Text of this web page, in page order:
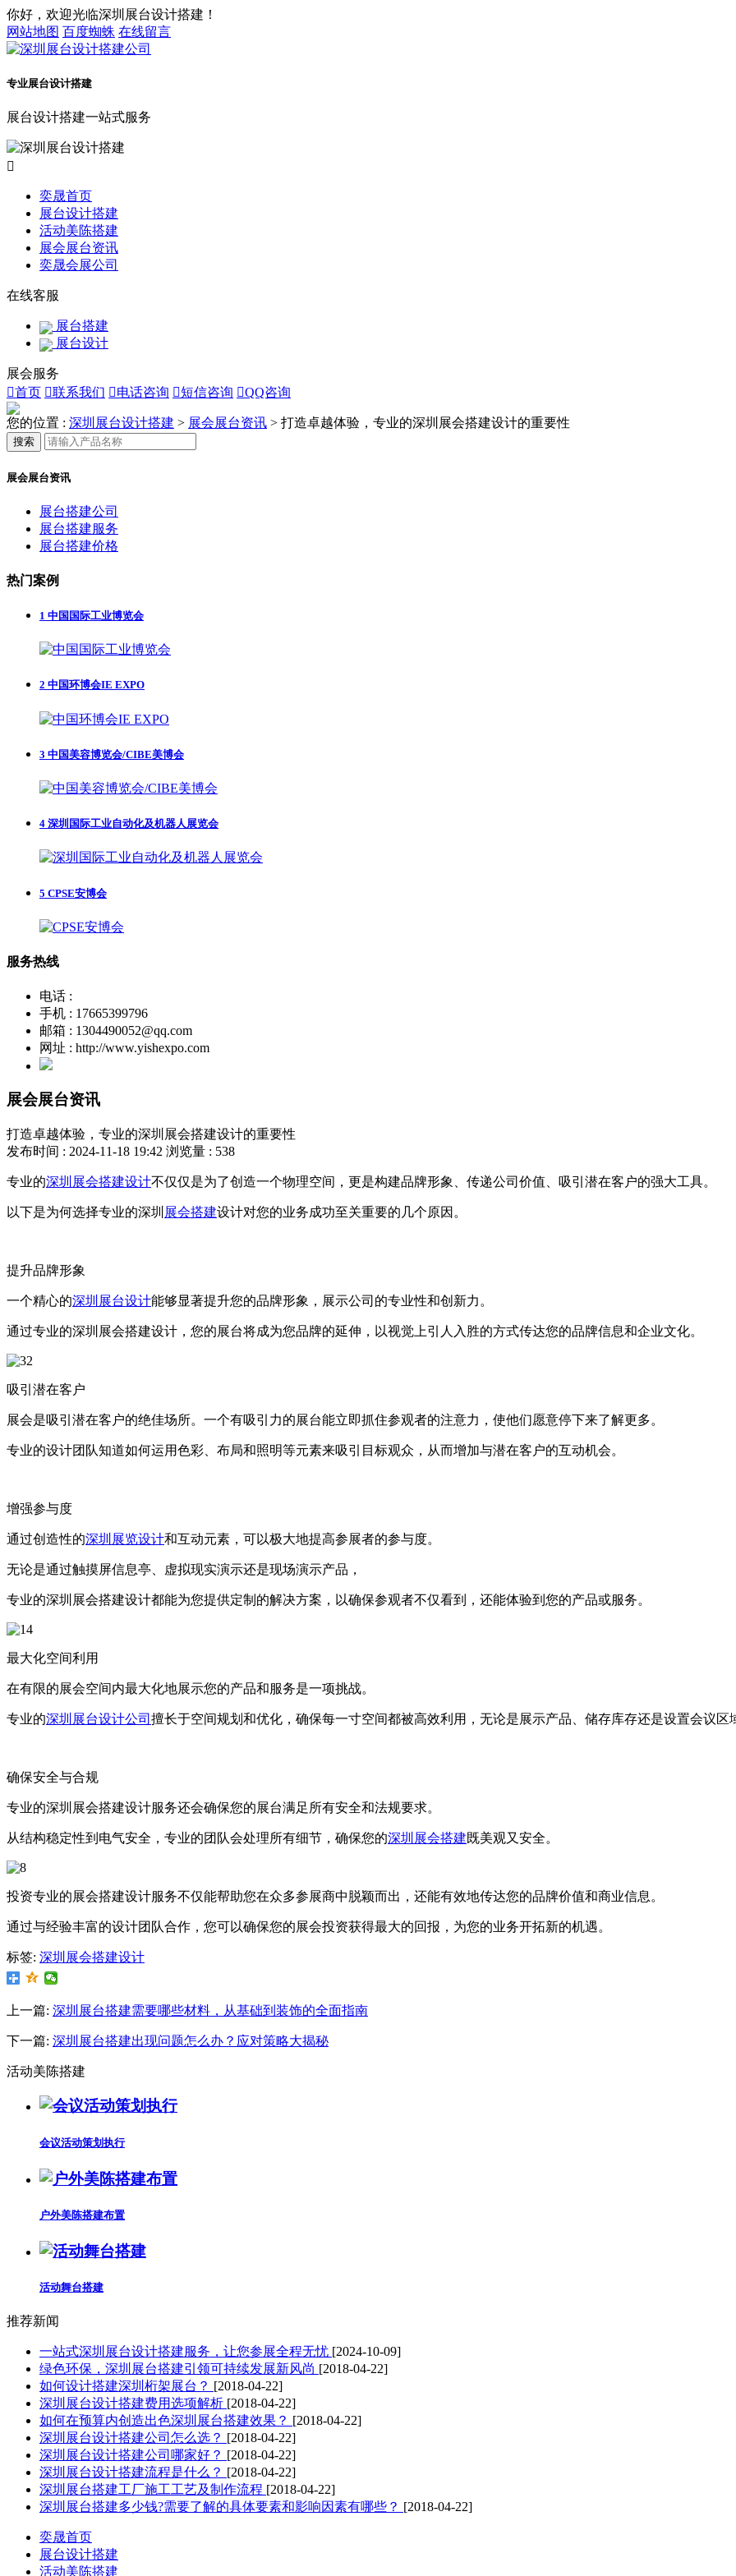
你好，欢迎光临深圳展台设计搭建！
网站地图 百度蜘蛛 在线留言
专业展台设计搭建
展台设计搭建一站式服务

奕晟首页
展台设计搭建
活动美陈搭建
展会展台资讯
奕晟会展公司
在线客服
展台搭建
展台设计
展会服务
首页 联系我们 电话咨询 短信咨询 QQ咨询
您的位置 : 深圳展台设计搭建 > 展会展台资讯 > 打造卓越体验，专业的深圳展会搭建设计的重要性
搜索
展会展台资讯
展台搭建公司
展台搭建服务
展台搭建价格
热门案例
1 中国国际工业博览会
2 中国环博会IE EXPO
3 中国美容博览会/CIBE美博会
4 深圳国际工业自动化及机器人展览会
5 CPSE安博会
服务热线
电话 :
手机 : 17665399796
邮箱 : 1304490052@qq.com
网址 : http://www.yishexpo.com
展会展台资讯
打造卓越体验，专业的深圳展会搭建设计的重要性
发布时间 : 2024-11-18 19:42 浏览量 : 538
专业的深圳展会搭建设计不仅仅是为了创造一个物理空间，更是构建品牌形象、传递公司价值、吸引潜在客户的强大工具。
以下是为何选择专业的深圳 展会搭建设计对您的业务成功至关重要的几个原因。
提升品牌形象
一个精心的深圳展台设计能够显著提升您的品牌形象，展示公司的专业性和创新力。
通过专业的深圳展会搭建设计，您的展台将成为您品牌的延伸，以视觉上引人入胜的方式传达您的品牌信息和企业文化。
吸引潜在客户
展会是吸引潜在客户的绝佳场所。一个有吸引力的展台能立即抓住参观者的注意力，使他们愿意停下来了解更多。
专业的设计团队知道如何运用色彩、布局和照明等元素来吸引目标观众，从而增加与潜在客户的互动机会。
增强参与度
通过创造性的深圳展览设计和互动元素，可以极大地提高参展者的参与度。
无论是通过触摸屏信息亭、虚拟现实演示还是现场演示产品，
专业的深圳展会搭建设计都能为您提供定制的解决方案，以确保参观者不仅看到，还能体验到您的产品或服务。
最大化空间利用
在有限的展会空间内最大化地展示您的产品和服务是一项挑战。
专业的深圳展台设计公司 擅长于空间规划和优化，确保每一寸空间都被高效利用，无论是展示产品、储存库存还是设置会议区
确保安全与合规
专业的深圳展会搭建设计服务还会确保您的展台满足所有安全和法规要求。
从结构稳定性到电气安全，专业的团队会处理所有细节，确保您的深圳展会搭建既美观又安全。
投资专业的展会搭建设计服务不仅能帮助您在众多参展商中脱颖而出，还能有效地传达您的品牌价值和商业信息。
通过与经验丰富的设计团队合作，您可以确保您的展会投资获得最大的回报，为您的业务开拓新的机遇。
标签: 深圳展会搭建设计
上一篇: 深圳展台搭建需要哪些材料，从基础到装饰的全面指南
下一篇: 深圳展台搭建出现问题怎么办？应对策略大揭秘
活动美陈搭建
会议活动策划执行
户外美陈搭建布置
活动舞台搭建
推荐新闻
一站式深圳展台设计搭建服务，让您参展全程无忧 [2024-10-09]
绿色环保，深圳展台搭建引领可持续发展新风尚 [2018-04-22]
如何设计搭建深圳桁架展台？ [2018-04-22]
深圳展台设计搭建费用选项解析 [2018-04-22]
如何在预算内创造出色深圳展台搭建效果？ [2018-04-22]
深圳展台设计搭建公司怎么选？ [2018-04-22]
深圳展台设计搭建公司哪家好？ [2018-04-22]
深圳展台设计搭建流程是什么？ [2018-04-22]
深圳展台搭建工厂施工工艺及制作流程 [2018-04-22]
深圳展台搭建多少钱?需要了解的具体要素和影响因素有哪些？ [2018-04-22]
奕晟首页
展台设计搭建
活动美陈搭建